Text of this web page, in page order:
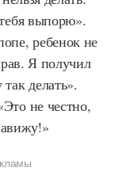
выпорю».
ребенок не
Я получил
делать».
не честно,